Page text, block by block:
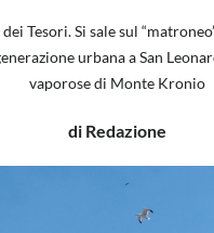
Tesori. Si sale sul
urbana a San
vaporose di Monte Kronio
di Redazione